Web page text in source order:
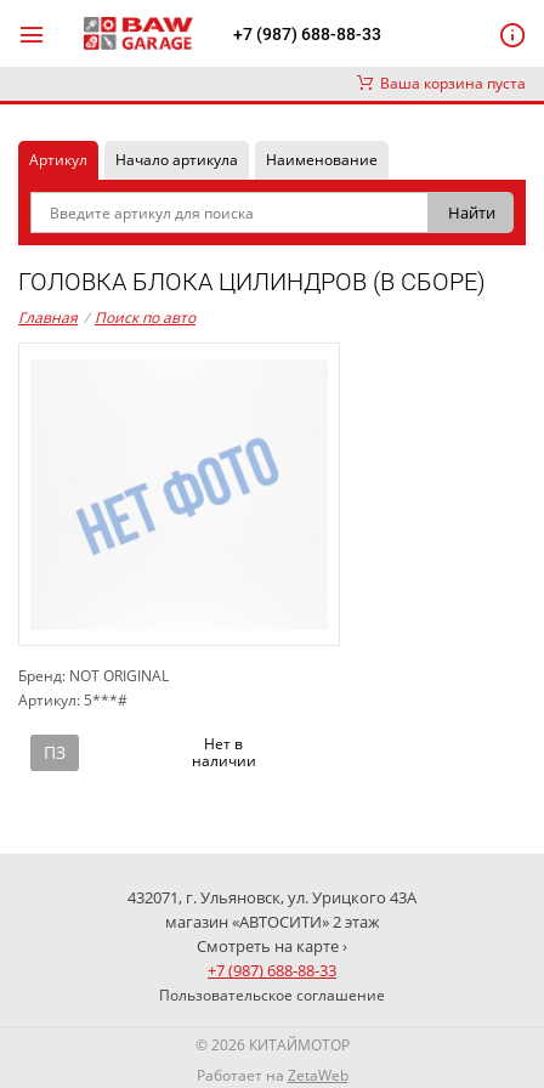
+7 (987) 688-88-33
Ваша корзина пуста
Артикул Начало артикула Наименование
ГОЛОВКА БЛОКА ЦИЛИНДРОВ (В СБОРЕ)
Главная / Поиск по авто
Бренд: NOT ORIGINAL
Артикул: 5***#
ПЗ
Нет в
наличии
432071, г. Ульяновск, ул. Урицкого 43А
магазин «АВТОСИТИ» 2 этаж
Смотреть на карте ›
+7 (987) 688-88-33
Пользовательское соглашение
© 2026 КИТАЙМОТОР
Работает на ZetaWeb